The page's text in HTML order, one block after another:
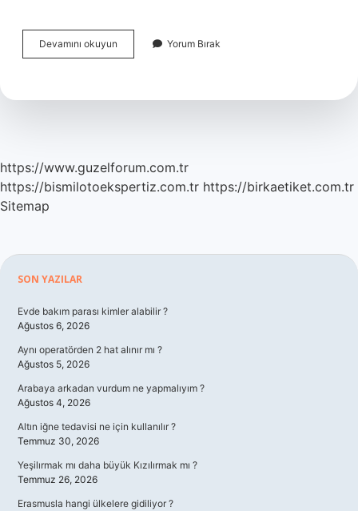
Devamını okuyun Protokol
Oturma
Olur
Yorum Bırak
https://www.guzelforum.com.tr
https://bismilotoekspertiz.com.tr https://birkaetiket.com.tr
Sitemap
Sidebar
SON YAZILAR
Evde bakım parası kimler alabilir ?
Ağustos 6, 2026
Aynı operatörden 2 hat alınır mı ?
Ağustos 5, 2026
Arabaya arkadan vurdum ne yapmalıyım ?
Ağustos 4, 2026
Altın iğne tedavisi ne için kullanılır ?
Temmuz 30, 2026
Yeşilırmak mı daha büyük Kızılırmak mı ?
Temmuz 26, 2026
Erasmusla hangi ülkelere gidiliyor ?